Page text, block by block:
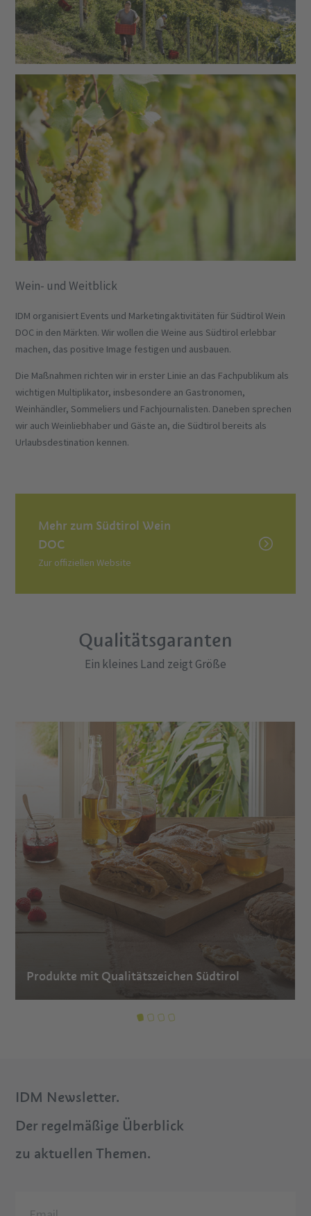
Wein- und Weitblick
IDM organisiert Events und Marketingaktivitäten für Südtirol Wein
DOC in den Märkten. Wir wollen die Weine aus Südtirol erlebbar
machen, das positive Image festigen und ausbauen.
Die Maßnahmen richten wir in erster Linie an das Fachpublikum als
wichtigen Multiplikator, insbesondere an Gastronomen,
Weinhändler, Sommeliers und Fachjournalisten. Daneben sprechen
wir auch Weinliebhaber und Gäste an, die Südtirol bereits als
Urlaubsdestination kennen.
Mehr zum Südtirol Wein
DOC
Zur offiziellen Website
Qualitätsgaranten
Ein kleines Land zeigt Größe
Produkte mit Qualitätszeichen Südtirol
IDM Newsletter.
Der regelmäßige Überblick
zu aktuellen Themen.